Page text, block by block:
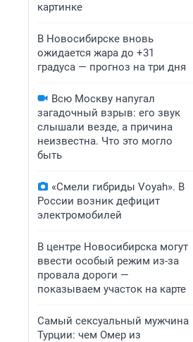
картинке
В Новосибирске вновь
ожидается жара до +31
градуса — прогноз на три дня
Всю Москву напугал
загадочный взрыв: его звук
слышали везде, а причина
неизвестна. Что это могло
быть
«Смели гибриды Voyah». В
России возник дефицит
электромобилей
В центре Новосибирска могут
ввести особый режим из-за
провала дороги —
показываем участок на карте
Самый сексуальный мужчина
Турции: чем Омер из